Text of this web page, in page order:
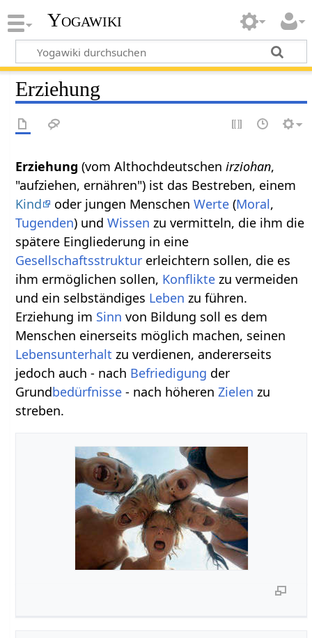
Yogawiki
Erziehung
Erziehung (vom Althochdeutschenirziohan,
"aufziehen, ernähren") ist das Bestreben, einem
Kind
oder jungen MenschenWerte (Moral,
Tugenden) undWissen zu vermitteln, die ihm die
spätere Eingliederung in eine
Gesellschaftsstruktur erleichtern sollen, die es
ihm ermöglichen sollen, Konflikte zu vermeiden
und ein selbständiges Leben zu führen.
Erziehung im Sinn von Bildung soll es dem
Menschen einerseits möglich machen, seinen
Lebensunterhalt zu verdienen, andererseits
jedoch auch - nach Befriedigung der
Grundbedürfnisse - nach höherenZielen zu
streben.